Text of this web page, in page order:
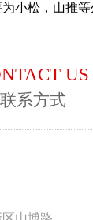
小松，山推
US
联系方式